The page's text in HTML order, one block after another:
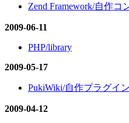
Zend Framework/自作コ
2009-06-11
PHP/library
2009-05-17
PukiWiki/自作プラグイ
2009-04-12